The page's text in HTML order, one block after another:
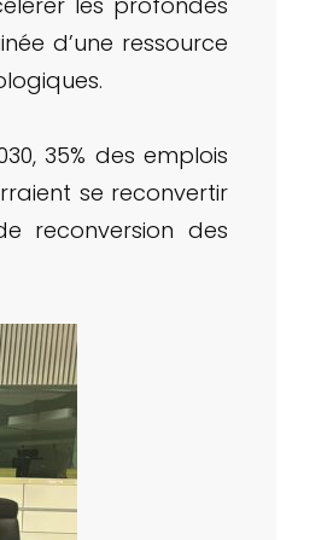
d’une ressource
35% des emplois
se reconvertir
reconversion des